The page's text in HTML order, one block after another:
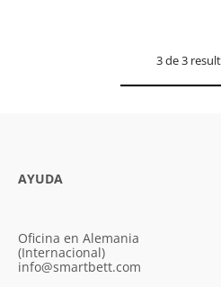
3 de 3
AYUDA
Oficina en Alemania
(Internacional)
info@smartbett.com